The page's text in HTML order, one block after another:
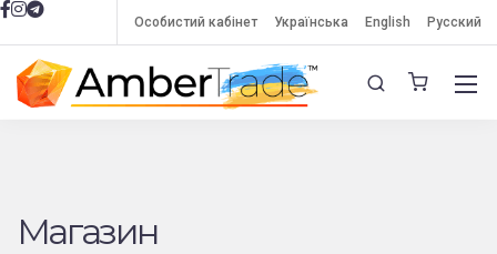
Особистий кабінет Українська English Русский
Магазин